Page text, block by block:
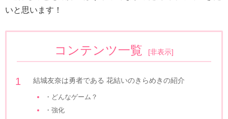
いと思います！
コンテンツ一覧 [非表示]
結城友奈は勇者である 花結いのきらめきの紹介
・どんなゲーム？
・強化